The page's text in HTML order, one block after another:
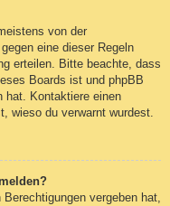
von der
eine dieser Regeln
erteilen. Bitte beachte, dass
Boards ist und phpBB
hat. Kontaktiere einen
wieso du verwarnt wurdest.
vergeben hat,